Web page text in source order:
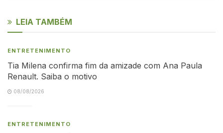
LEIA TAMBÉM
ENTRETENIMENTO
Tia Milena confirma fim da amizade com Ana Paula
Renault. Saiba o motivo
08/08/2026
ENTRETENIMENTO